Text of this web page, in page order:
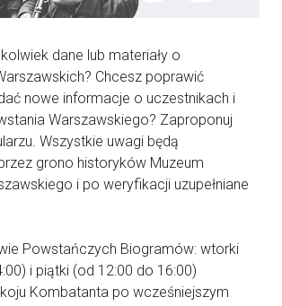
dane lub materiały o
Chcesz poprawić
nowe informacje o uczestnikach i
Warszawskiego? Zaproponuj
Wszystkie uwagi będą
grono historyków Muzeum
i po weryfikacji uzupełniane
Powstańczych Biogramów: wtorki
i piątki (od 12:00 do 16:00)
Kombatanta po wcześniejszym